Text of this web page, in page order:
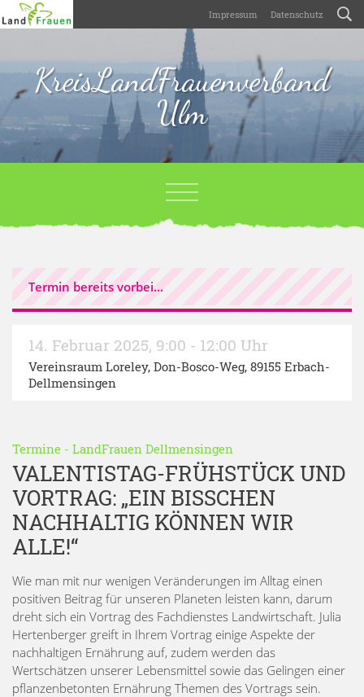
Impressum Datenschutz
KreisLandFrauenverband
Ulm
Termin bereits vorbei...
14. Februar 2025, 9:00 - 12:00 Uhr
Vereinsraum Loreley, Don-Bosco-Weg, 89155 Erbach-
Dellmensingen
Termine - LandFrauen Dellmensingen
VALENTISTAG-FRÜHSTÜCK UND
VORTRAG: „EIN BISSCHEN
NACHHALTIG KÖNNEN WIR
ALLE!“
Wie man mit nur wenigen Veränderungen im Alltag einen
positiven Beitrag für unseren Planeten leisten kann, darum
dreht sich ein Vortrag des Fachdienstes Landwirtschaft. Julia
Hertenberger greift in Ihrem Vortrag einige Aspekte der
nachhaltigen Ernährung auf, zudem werden das
Wertschätzen unserer Lebensmittel sowie das Gelingen einer
pflanzenbetonten Ernährung Themen des Vortrags sein.